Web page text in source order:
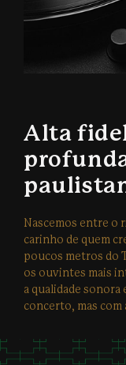
Alta
Nascemos entre o
carinho de quem
poucos metros do
os ouvintes mais
a qualidade sonora
concerto, mas com